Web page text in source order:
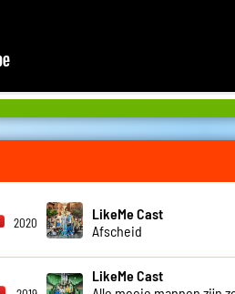
2020
LikeMe Cast
Afscheid
LikeMe Cast